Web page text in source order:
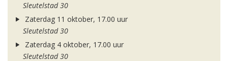
Sleutelstad 30
Zaterdag 11 oktober, 17.00 uur
Sleutelstad 30
Zaterdag 4 oktober, 17.00 uur
Sleutelstad 30